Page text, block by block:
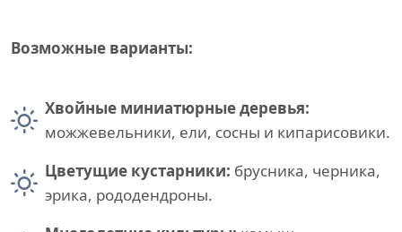
Возможные варианты:
Хвойные миниатюрные деревья:
можжевельники, ели, сосны и кипарисовики.
Цветущие кустарники: брусника, черника,
эрика, рододендроны.